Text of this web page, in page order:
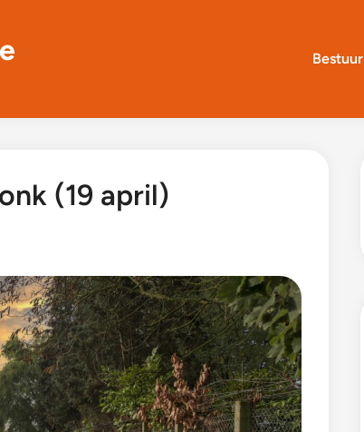
Bestuur
(19 april)